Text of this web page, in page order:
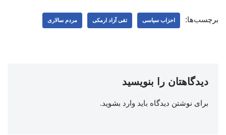
برچسب‌ها: احزاب سیاسی تقی آزاد ارمکی مردم سالاری
دیدگاهتان را بنویسید
برای نوشتن دیدگاه باید وارد بشوید.